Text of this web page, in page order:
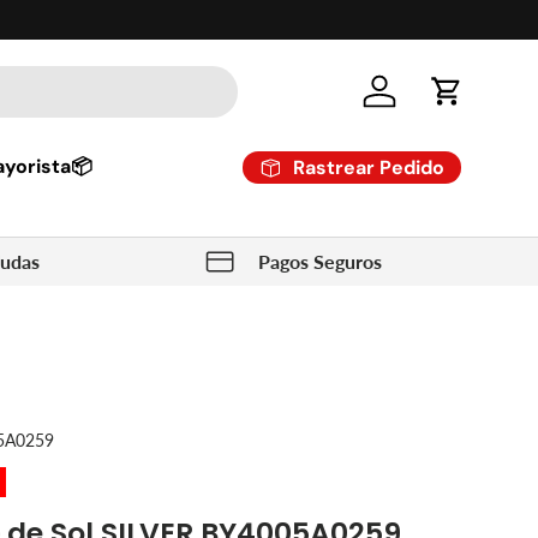
Cuenta Carrito
Rastrear Pedido
Pagos Seguros